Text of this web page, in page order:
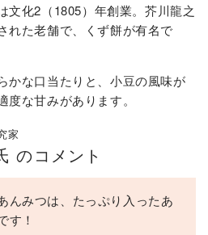
文化2（1805）年創業。芥川龍之
れた老舗で、くず餅が有名で
かな口当たりと、小豆の風味が
な甘みがあります。
家
のコメント
んみつは、たっぷり入ったあ
す！